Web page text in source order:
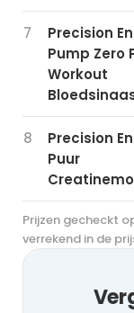
7
Precision
Pump Zero
Workout
8
Precision
Puur
Prijzen gecheckt
verrekend in de